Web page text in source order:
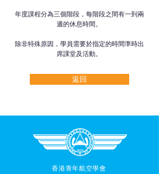
年度課程分為三個階段，每階段之間有一到兩
週的休息時間。
除非特殊原因，學員需要於指定的時間準時出
席課堂及活動。
返回
香港青年航空學會